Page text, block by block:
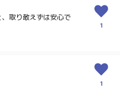
取り敢えずは安心で
1
1